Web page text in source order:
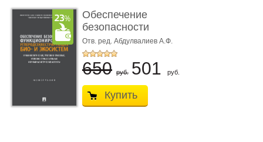
Обеспечение
безопасности
функционирования уг
...
Отв. ред. Абдулвалиев А.Ф.
650 руб. 501 руб.
Купить